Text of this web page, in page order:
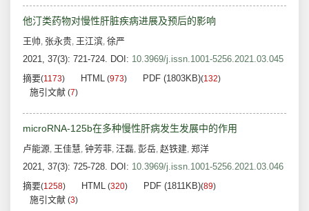
他汀类药物对慢性肝脏疾病进展及预后的影响
王帅, 张永贵, 王江滨, 徐严
2021, 37(3): 721-724. DOI: 10.3969/j.issn.1001-5256.2021.03.045
摘要(1173) HTML (973) PDF (1803KB)(132)
施引文献 (7)
microRNA-125b在多种慢性肝病发生发展中的作用
卢能源, 王佳慧, 钟芳菲, 汪磊, 彭岳, 赵铁建, 郑洋
2021, 37(3): 725-728. DOI: 10.3969/j.issn.1001-5256.2021.03.046
摘要(1258) HTML (320) PDF (1811KB)(89)
施引文献 (3)